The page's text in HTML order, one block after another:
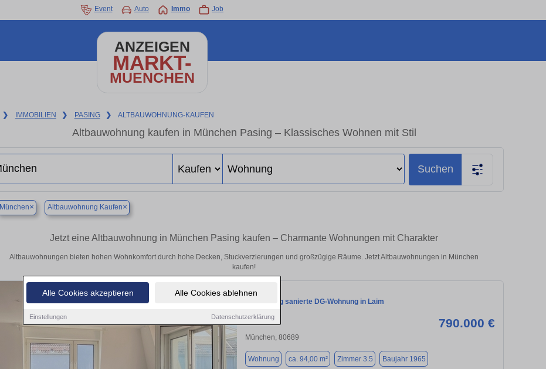
Alle Cookies akzeptieren Alle Cookies ablehnen
Einstellungen Datenschutzerklärung
Event Auto Immo Job
ANZEIGEN
MARKT-
MUENCHEN
❯ IMMOBILIEN ❯ PASING ❯ ALTBAUWOHNUNG-KAUFEN
Altbauwohnung kaufen in München Pasing – Klassisches Wohnen mit Stil
Suchen
München× Altbauwohnung Kaufen×
Jetzt eine Altbauwohnung in München Pasing kaufen – Charmante Wohnungen mit Charakter
Altbauwohnungen bieten hohen Wohnkomfort durch hohe Decken, Stuckverzierungen und großzügige Räume. Jetzt Altbauwohnungen in München
kaufen!
Hochwertig sanierte DG-Wohnung in Laim
790.000 €
München, 80689
Wohnung ca. 94,00 m² Zimmer 3.5 Baujahr 1965